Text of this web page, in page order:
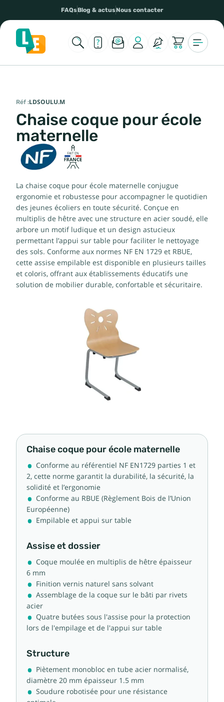
FAQsBlog & actusNous contacter
Réf :LDSOULU.M
Chaise coque pour école
maternelle
La chaise coque pour école maternelle conjugue
ergonomie et robustesse pour accompagner le quotidien
des jeunes écoliers en toute sécurité. Conçue en
multiplis de hêtre avec une structure en acier soudé, elle
arbore un motif ludique et un design astucieux
permettant l’appui sur table pour faciliter le nettoyage
des sols. Conforme aux normes NF EN 1729 et RBUE,
cette assise empilable est disponible en plusieurs tailles
et coloris, offrant aux établissements éducatifs une
solution de mobilier durable, confortable et sécuritaire.
Chaise coque pour école maternelle
Conforme au référentiel NF EN1729 parties 1 et
2, cette norme garantit la durabilité, la sécurité, la
solidité et l’ergonomie
Conforme au RBUE (Règlement Bois de l’Union
Européenne)
Empilable et appui sur table
Assise et dossier
Coque moulée en multiplis de hêtre épaisseur
6 mm
Finition vernis naturel sans solvant
Assemblage de la coque sur le bâti par rivets
acier
Quatre butées sous l'assise pour la protection
lors de l'empilage et de l'appui sur table
Structure
Piètement monobloc en tube acier normalisé,
diamètre 20 mm épaisseur 1.5 mm
Soudure robotisée pour une résistance